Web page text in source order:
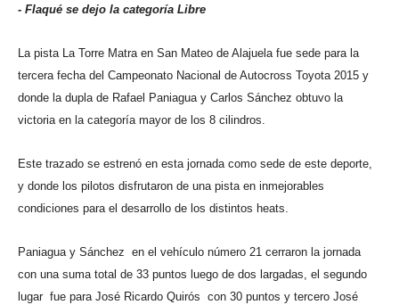
- Flaqué se dejo la categoría Libre
La pista La Torre Matra en San Mateo de Alajuela fue sede para la
tercera fecha del Campeonato Nacional de Autocross Toyota 2015 y
donde la dupla de Rafael Paniagua y Carlos Sánchez obtuvo la
victoria en la categoría mayor de los 8 cilindros.
Este trazado se estrenó en esta jornada como sede de este deporte,
y donde los pilotos disfrutaron de una pista en inmejorables
condiciones para el desarrollo de los distintos heats.
Paniagua y Sánchez en el vehículo número 21 cerraron la jornada
con una suma total de 33 puntos luego de dos largadas, el segundo
lugar fue para José Ricardo Quirós con 30 puntos y tercero José